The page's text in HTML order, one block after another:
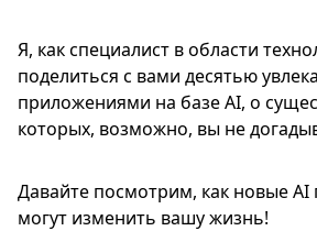
Я, как специалист в области
поделиться с вами десятью
приложениями на базе AI, о
которых, возможно, вы не
Давайте посмотрим, как новые
могут изменить вашу жизнь!